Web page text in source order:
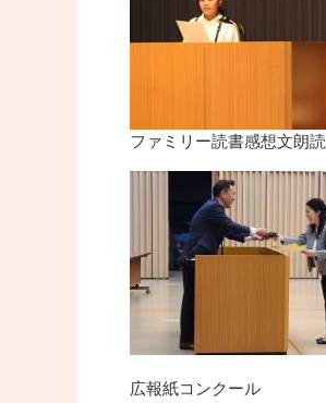
ファミリー読書感想文朗読
広報紙コンクール